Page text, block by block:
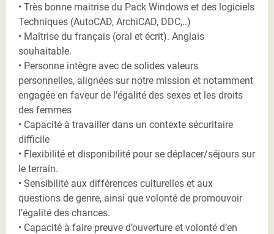
• Très bonne maitrise du Pack Windows et des logiciels
Techniques (AutoCAD, ArchiCAD, DDC,..)
• Maîtrise du français (oral et écrit). Anglais
souhaitable.
• Personne intègre avec de solides valeurs
personnelles, alignées sur notre mission et notamment
engagée en faveur de l'égalité des sexes et les droits
des femmes
• Capacité à travailler dans un contexte sécuritaire
difficile
• Flexibilité et disponibilité pour se déplacer/séjours sur
le terrain.
• Sensibilité aux différences culturelles et aux
questions de genre, ainsi que volonté de promouvoir
l’égalité des chances.
• Capacité à faire preuve d’ouverture et volonté d’en